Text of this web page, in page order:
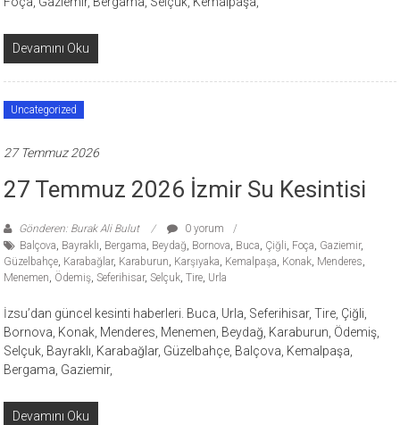
Devamını Oku
Uncategorized
27 Temmuz 2026
27 Temmuz 2026 İzmir Su Kesintisi
Gönderen: Burak Ali Bulut
0 yorum
Balçova, Bayraklı, Bergama, Beydağ, Bornova, Buca, Çiğli, Foça, Gaziemir,
Güzelbahçe, Karabağlar, Karaburun, Karşıyaka, Kemalpaşa, Konak, Menderes,
Menemen, Ödemiş,Seferihisar,Selçuk,Tire, Urla
İzsu’dan güncel kesinti haberleri. Buca, Urla, Seferihisar, Tire, Çiğli,
Bornova, Konak, Menderes, Menemen, Beydağ, Karaburun, Ödemiş,
Selçuk, Bayraklı, Karabağlar, Güzelbahçe, Balçova, Kemalpaşa,
Bergama, Gaziemir,
Devamını Oku